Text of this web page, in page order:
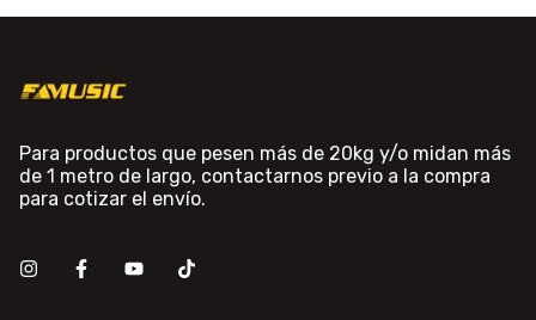
Para productos que pesen más de 20kg y/o midan más
de 1 metro de largo, contactarnos previo a la compra
para cotizar el envío.